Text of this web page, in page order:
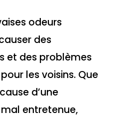
odeurs
des
et des problèmes
les voisins. Que
d’une
entretenue,